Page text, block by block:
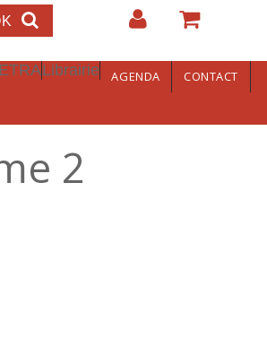
Librairie AGENDA
CONTACT
2